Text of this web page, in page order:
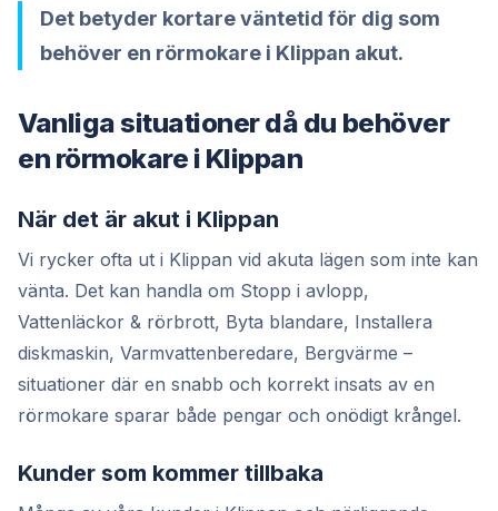
Det betyder kortare väntetid för dig som
behöver en rörmokare i Klippan akut.
Vanliga situationer då du behöver
en rörmokare i Klippan
När det är akut i Klippan
Vi rycker ofta ut i Klippan vid akuta lägen som inte kan
vänta. Det kan handla om Stopp i avlopp,
Vattenläckor & rörbrott, Byta blandare, Installera
diskmaskin, Varmvattenberedare, Bergvärme –
situationer där en snabb och korrekt insats av en
rörmokare sparar både pengar och onödigt krångel.
Kunder som kommer tillbaka